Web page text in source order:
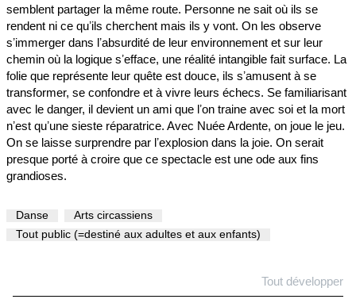
semblent partager la même route. Personne ne sait où ils se
rendent ni ce quʼils cherchent mais ils y vont. On les observe
sʼimmerger dans lʼabsurdité de leur environnement et sur leur
chemin où la logique sʼefface, une réalité intangible fait surface. La
folie que représente leur quête est douce, ils sʼamusent à se
transformer, se confondre et à vivre leurs échecs. Se familiarisant
avec le danger, il devient un ami que lʼon traine avec soi et la mort
nʼest quʼune sieste réparatrice. Avec Nuée Ardente, on joue le jeu.
On se laisse surprendre par lʼexplosion dans la joie. On serait
presque porté à croire que ce spectacle est une ode aux fins
grandioses.
Danse
Arts circassiens
Tout public (=destiné aux adultes et aux enfants)
Tout développer